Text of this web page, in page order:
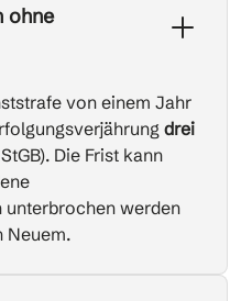
ohne
von einem Jahr
drei
Die Frist kann
unterbrochen werden
Neuem.